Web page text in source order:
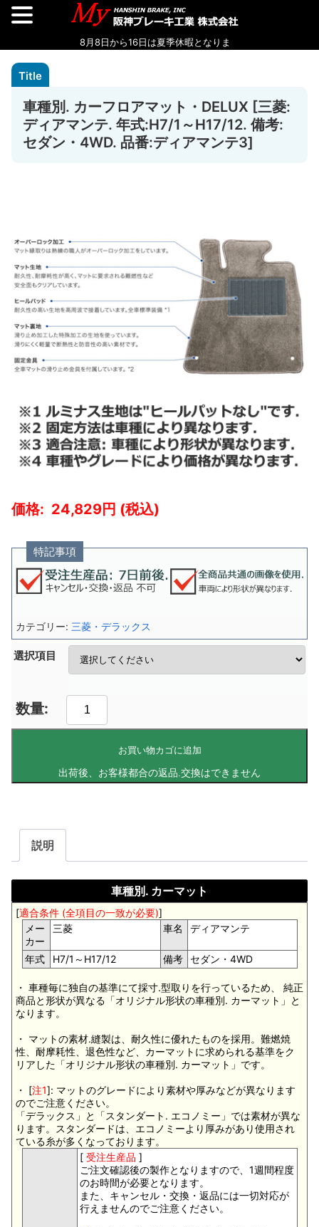
車種別. カーフロアマット・DELUX [三菱:
ディアマンテ. 年式:H7/1～H17/12. 備考:
セダン・4WD. 品番:ディアマンテ3]
24,829
特記事項
選択項目
お買い物カゴに追加
カテゴリー: 三菱・デラックス
説明
車種別. カーマット
[適合条件 (全項目の一致が必要)]
メー
カー
三菱 車名 ディアマンテ
年式 H7/1～H17/12 備考 セダン・4WD
・ 車種毎に独自の基準にて採寸.型取りを行っているため、 純正
商品と形状が異なる「オリジナル形状の車種別. カーマット」と
なります。
・ マットの素材.縫製は、耐久性に優れたものを採用。難燃焼
性、耐摩耗性、退色性など、カーマットに求められる基準をク
リアした「オリジナル形状の車種別. カーマット」です。
・ [注1]: マットのグレードにより素材や厚みなどが異なります
のでご注意ください。
「デラックス」と「スタンダート. エコノミー」では素材が異な
ります。スタンダードは、エコノミーより厚みがあり使用され
ている糸が多くなっております。
[ 受注生産品 ]
ご注文確認後の製作となりますので、1週間程度
のお時間が必要となります。
また、キャンセル・交換・返品には一切対応が
行えませんのでご注意ください。